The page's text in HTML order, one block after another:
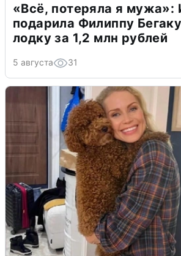
«Всё, потеряла я мужа»:
подарила Филиппу
лодку за 1,2 млн рублей
5 августа 31